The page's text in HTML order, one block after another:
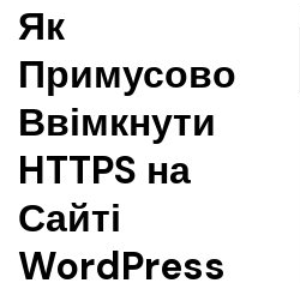
Як
Примусово
Ввімкнути
HTTPS на
Сайті
WordPress